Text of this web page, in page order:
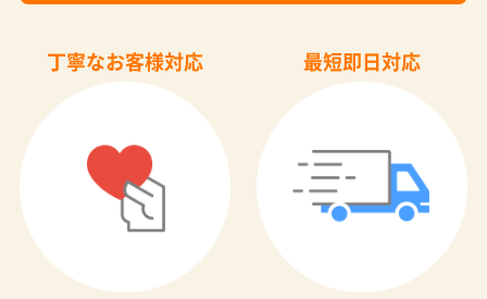
丁寧なお客様対応 最短即日対応